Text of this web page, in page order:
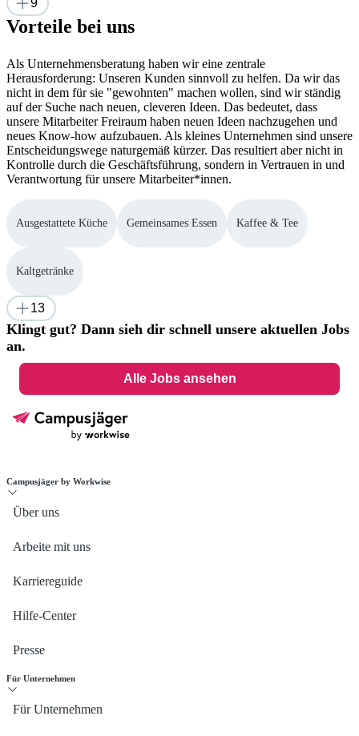
9
Vorteile bei uns
Als Unternehmensberatung haben wir eine zentrale
Herausforderung: Unseren Kunden sinnvoll zu helfen. Da wir das
nicht in dem für sie "gewohnten" machen wollen, sind wir ständig
auf der Suche nach neuen, cleveren Ideen. Das bedeutet, dass
unsere Mitarbeiter Freiraum haben neuen Ideen nachzugehen und
neues Know-how aufzubauen. Als kleines Unternehmen sind unsere
Entscheidungswege naturgemäß kürzer. Das resultiert aber nicht in
Kontrolle durch die Geschäftsführung, sondern in Vertrauen in und
Verantwortung für unsere Mitarbeiter*innen.
Ausgestattete Küche Gemeinsames Essen Kaffee & Tee
Kaltgetränke
13
Klingt gut? Dann sieh dir schnell unsere aktuellen Jobs
an.
Alle Jobs ansehen
Campusjäger by Workwise
Über uns
Arbeite mit uns
Karriereguide
Hilfe-Center
Presse
Für Unternehmen
Für Unternehmen